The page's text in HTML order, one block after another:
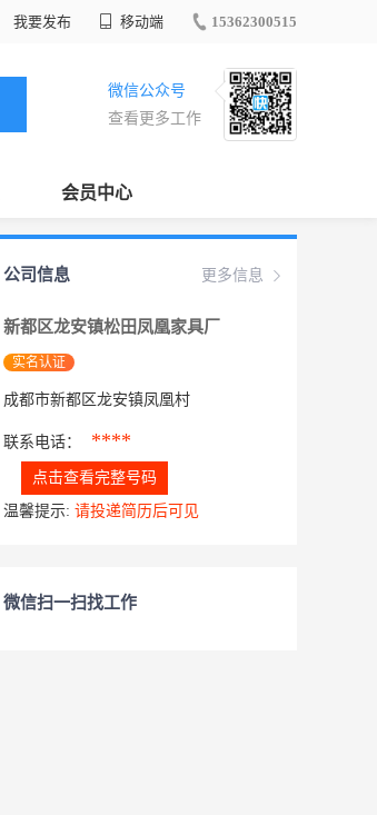
我要发布 移动端 15362300515
微信公众号
查看更多工作
会员中心
更多信息
公司信息
新都区龙安镇松田凤凰家具厂
实名认证
成都市新都区龙安镇凤凰村
联系电话： ****
点击查看完整号码
温馨提示: 请投递简历后可见
微信扫一扫找工作